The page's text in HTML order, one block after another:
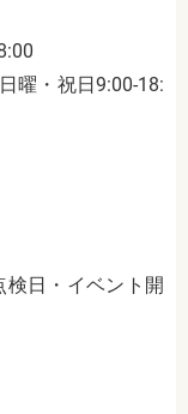
曜・祝日9:00-18:
日・イベント開